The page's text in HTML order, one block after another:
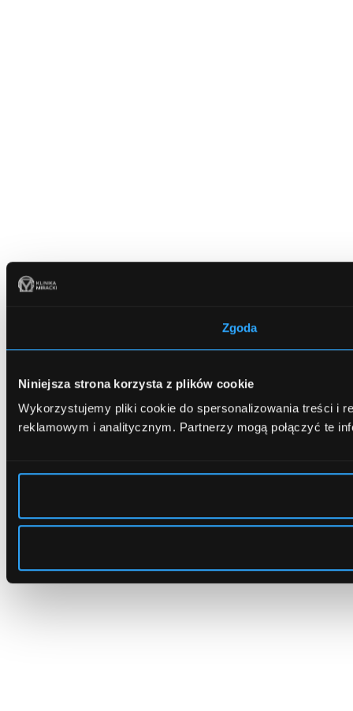
Zgoda
Niniejsza strona korzysta z plików cookie
Wykorzystujemy pliki cookie do spersonalizowania treści i
reklamowym i analitycznym. Partnerzy mogą połączyć te